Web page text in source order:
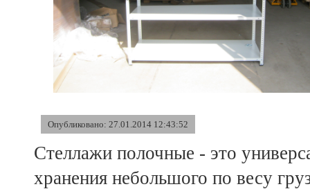
Опубликовано: 27.01.2014 12:43:52
Стеллажи полочные - это
хранения небольшого по весу